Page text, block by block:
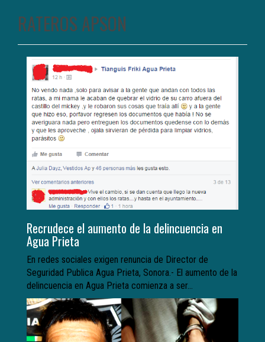
RATEROS APSON
Recrudece el aumento de la delincuencia en
Agua Prieta
En redes sociales exigen renuncia de Director de
Seguridad Publica Agua Prieta, Sonora.- El aumento de la
delincuencia en Agua Prieta comienza a ser...